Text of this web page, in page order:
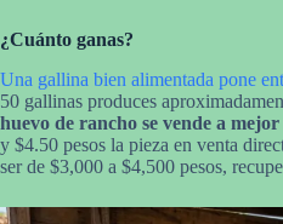
¿Cuánto ganas?
Una gallina bien alimentada pone
50 gallinas produces
huevo de rancho se vende a
y $4.50 pesos la pieza en venta
ser de $3,000 a $4,500 pesos,